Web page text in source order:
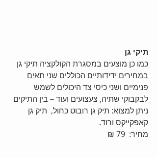
תיקי גן
כמו כן מוצעים במסגרת הקולקציה תיקי גן
במחירים ידידותיים הכוללים שני תאים
פנימיים ושני כיסי צד היכולים לשמש
לבקבוקי שתיה, צעצועים ועוד – בין התיקים
ניתן למצוא: תיק גן רובוט כחול,  תיק גן
קאפקייקס ורוד.
מחיר:  79 ₪